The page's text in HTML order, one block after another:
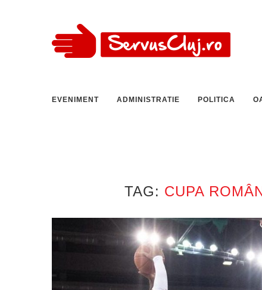
EVENIMENT ADMINISTRATIE POLITICA
TAG: CUPA